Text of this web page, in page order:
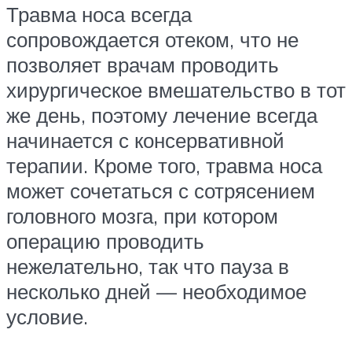
Травма носа всегда
сопровождается отеком, что не
позволяет врачам проводить
хирургическое вмешательство в тот
же день, поэтому лечение всегда
начинается с консервативной
терапии. Кроме того, травма носа
может сочетаться с сотрясением
головного мозга, при котором
операцию проводить
нежелательно, так что пауза в
несколько дней — необходимое
условие.